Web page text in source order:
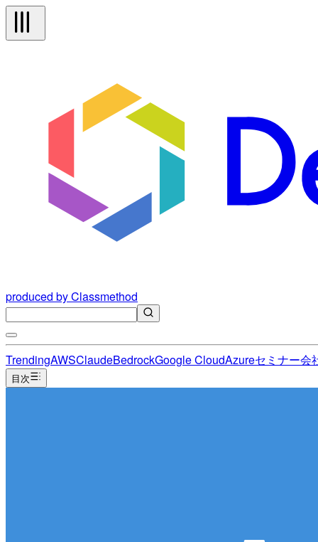
produced by Classmethod
TrendingAWSClaudeBedrockGoogle CloudAzureセミナー会
目次